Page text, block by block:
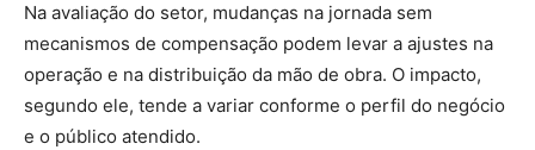
Na avaliação do setor, mudanças na jornada sem
mecanismos de compensação podem levar a ajustes na
operação e na distribuição da mão de obra. O impacto,
segundo ele, tende a variar conforme o perfil do negócio
e o público atendido.